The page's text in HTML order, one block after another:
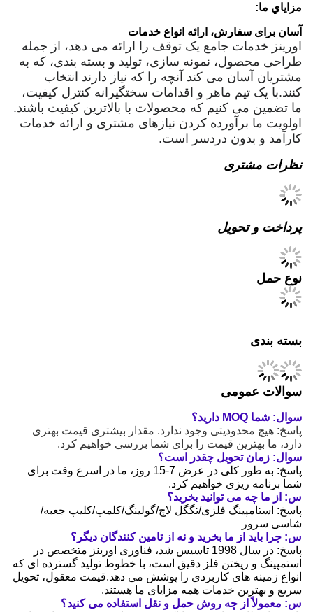
مزاياي ما:
آسان برای سفارش، ارائه انواع خدمات
اورینز خدمات جامع یک توقف را ارائه می دهد، از جمله
طراحی محصول، نمونه سازی، تولید و بسته بندی، که به
مشتریان آسان می کند آنچه را که نیاز دارند انتخاب
کنند.با یک تیم ماهر و اقدامات سختگیرانه کنترل کیفیت،
ما تضمین می کنیم که محصولات با بالاترین کیفیت باشند.
اولویت ما برآورده کردن نیازهای مشتری و ارائه خدمات
کارآمد و بدون دردسر است.
نظرات مشتری
پرداخت و تحویل
نوع حمل
بسته بندی
سوالات عمومی
سوال: شما MOQ دارید؟
پاسخ: هیچ محدودیتی وجود ندارد. مقدار بیشتری قیمت بهتری
دارد، ما بهترین قیمت را برای شما بررسی خواهیم کرد.
سوال: زمان تحویل چقدر است؟
پاسخ: به طور کلی در عرض 7-15 روز، ما در اسرع وقت برای
شما برنامه ریزی خواهیم کرد.
س: از ما چه می توانید بخرید؟
پاسخ: استامپینگ فلزی/تگگل لاچ/گولینگ/کلمپ/کلیپ جعبه/
شاسی سرور
س: چرا باید از ما بخرید و نه از تامین کنندگان دیگر؟
پاسخ: در سال 1998 تاسیس شد، فناوری اورینز متخصص در
استمپینگ و ریختن فلز دقیق است، با خطوط تولید گسترده ای که
انواع زمینه های کاربردی را پوشش می دهد.قیمت معقول، تحویل
سریع و بهترین خدمات همه مزایای ما هستند.
س: معمولاً از چه روش حمل و نقل استفاده می کنید؟